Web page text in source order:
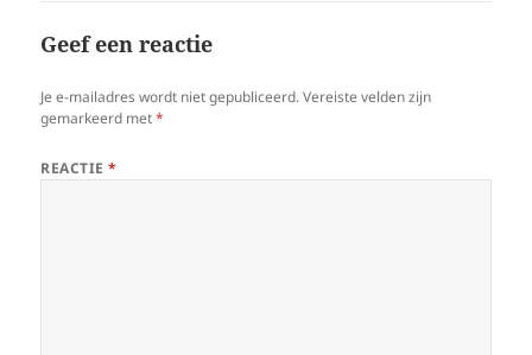
Geef een reactie
Je e-mailadres wordt niet gepubliceerd. Vereiste velden zijn
gemarkeerd met*
REACTIE*